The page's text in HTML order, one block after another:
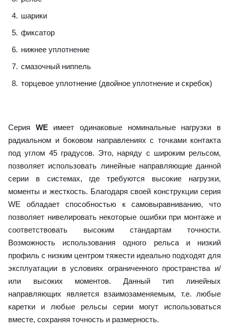
шарики
фиксатор
нижнее уплотнение
смазочный ниппель
торцевое уплотнение (двойное уплотнение и скребок)
Серия WEимеет одинаковые номинальные нагрузки в
радиальном и боковом направлениях с точками контакта
под углом 45 градусов. Это, наряду с широким рельсом,
позволяет использовать линейные направляющие данной
серии в системах, где требуются высокие нагрузки,
моменты и жесткость. Благодаря своей конструкции серия
WE обладает способностью к самовыравниванию, что
позволяет нивелировать некоторые ошибки при монтаже и
соответствовать высоким стандартам точности.
Возможность использования одного рельса и низкий
профиль с низким центром тяжести идеально подходят для
эксплуатации в условиях ограниченного пространства и/
или высоких моментов. Данный тип линейных
направляющих является взаимозаменяемым, т.е. любые
каретки и любые рельсы серии могут использоваться
вместе, сохраняя точность и размерность.